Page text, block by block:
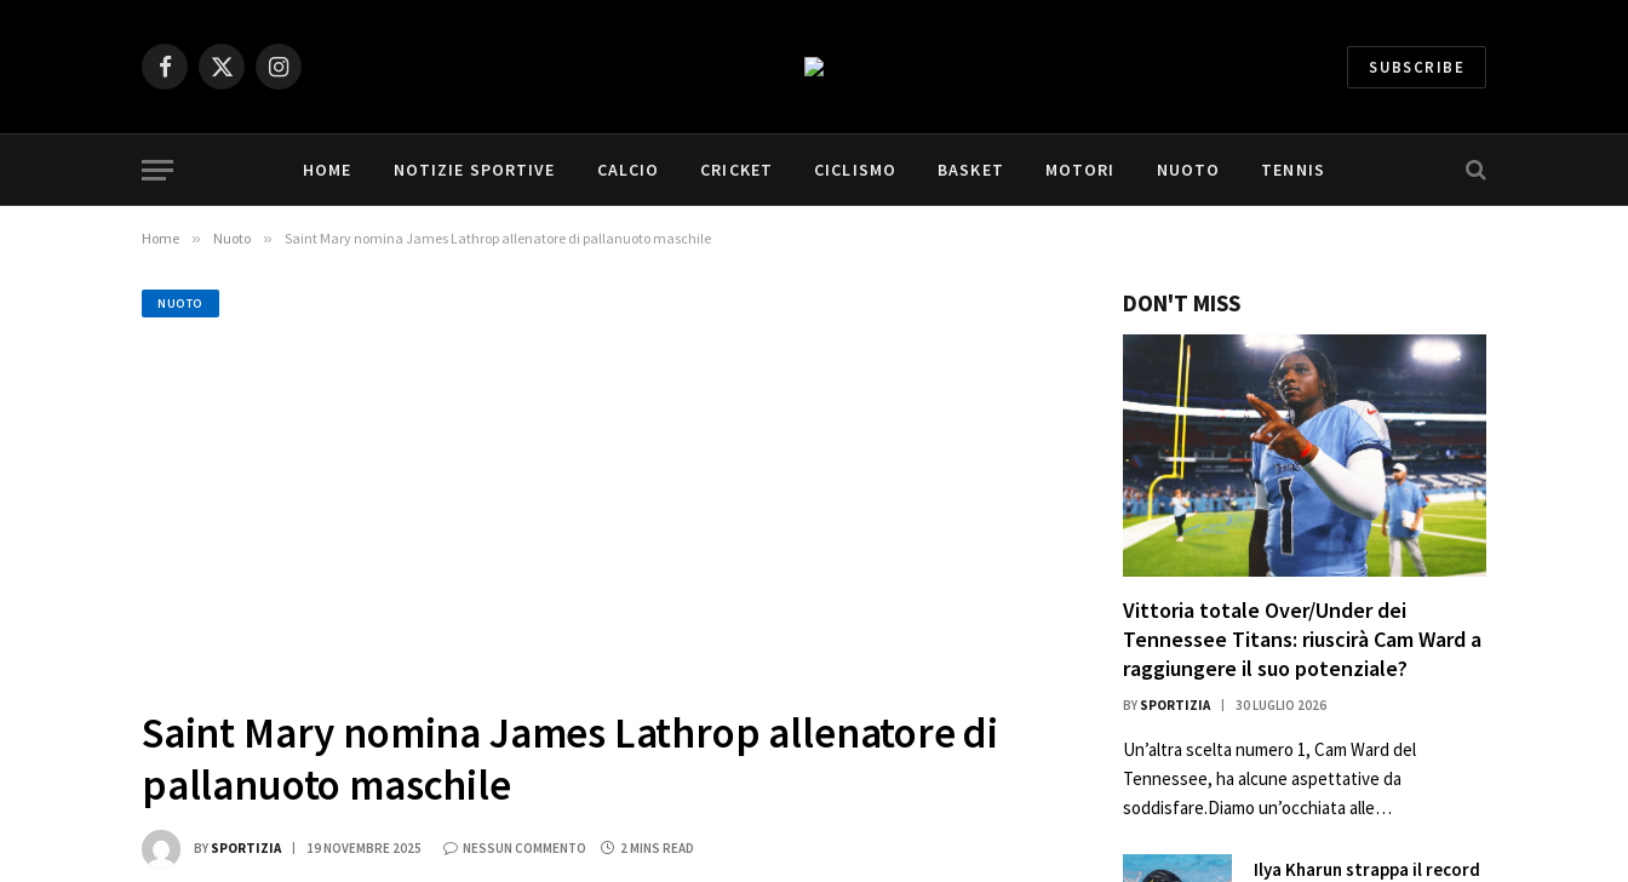
Facebook
X
Instagram SUBSCRIBE
HOME NOTIZIE SPORTIVE CALCIO CRICKET CICLISMO BASKET MOTORI NUOTO TENNIS
Home » Nuoto » Saint Mary nomina James Lathrop allenatore di pallanuoto maschile
NUOTO
Saint Mary nomina James Lathrop allenatore di
pallanuoto maschile
BY SPORTIZIA 19 NOVEMBRE 2025 NESSUN COMMENTO 2 MINS READ
DON'T MISS
Vittoria totale Over/Under dei
Tennessee Titans: riuscirà Cam Ward a
raggiungere il suo potenziale?
BY SPORTIZIA 30 LUGLIO 2026
Un’altra scelta numero 1, Cam Ward del
Tennessee, ha alcune aspettative da
soddisfare.Diamo un’occhiata alle…
Ilya Kharun strappa il record